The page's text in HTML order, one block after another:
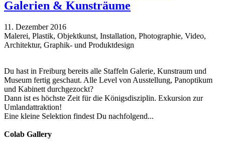
Galerien & Kunsträume
11. Dezember 2016
Malerei, Plastik, Objektkunst, Installation, Photographie, Video,
Architektur, Graphik- und Produktdesign
Du hast in Freiburg bereits alle Staffeln Galerie, Kunstraum und
Museum fertig geschaut. Alle Level von Ausstellung, Panoptikum
und Kabinett durchgezockt?
Dann ist es höchste Zeit für die Königsdisziplin. Exkursion zur
Umlandattraktion!
Eine kleine Selektion findest Du nachfolgend...
Colab Gallery